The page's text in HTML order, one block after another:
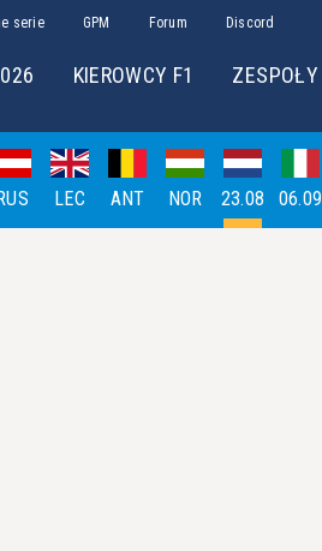
serie GPM Forum Discord
KIEROWCY F1 ZESPOŁY
LEC ANT NOR 23.08 06.09